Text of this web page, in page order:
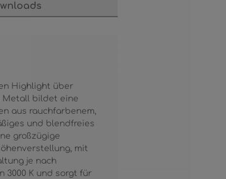
Highlight über
Metall bildet eine
aus rauchfarbenem,
und blendfreies
großzügige
mit
je nach
3000 K und sorgt für